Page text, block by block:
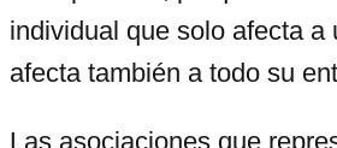
individual que solo afecta a
afecta también a todo su
Las asociaciones que